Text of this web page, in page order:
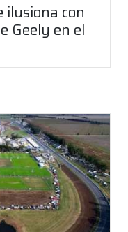
ilusiona con
Geely en el